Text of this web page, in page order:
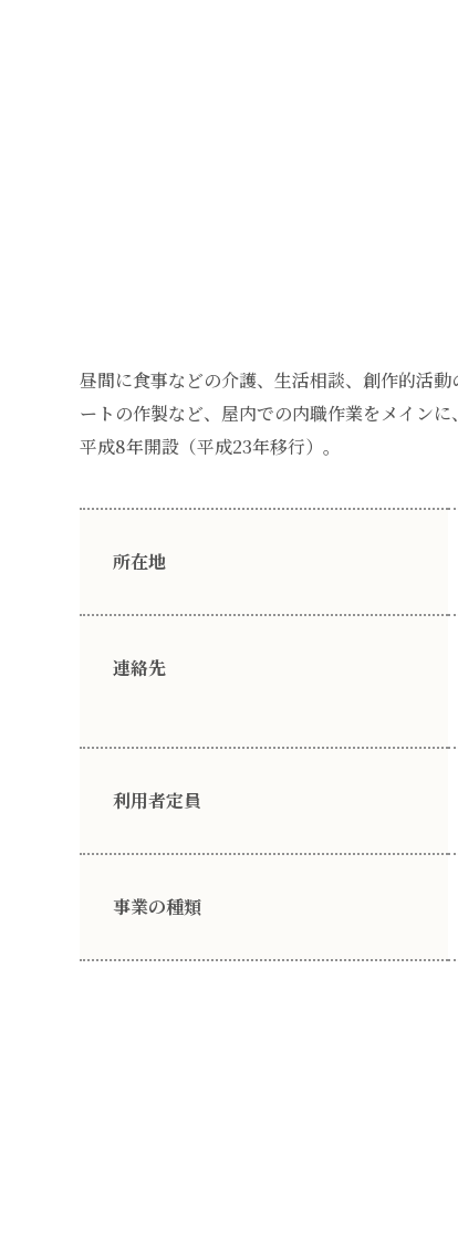
昼間に食事などの介護、生活相談、創作的活
ートの作製など、屋内での内職作業をメイン
平成8年開設（平成23年移行）。
所在地
連絡先
利用者定員
事業の種類